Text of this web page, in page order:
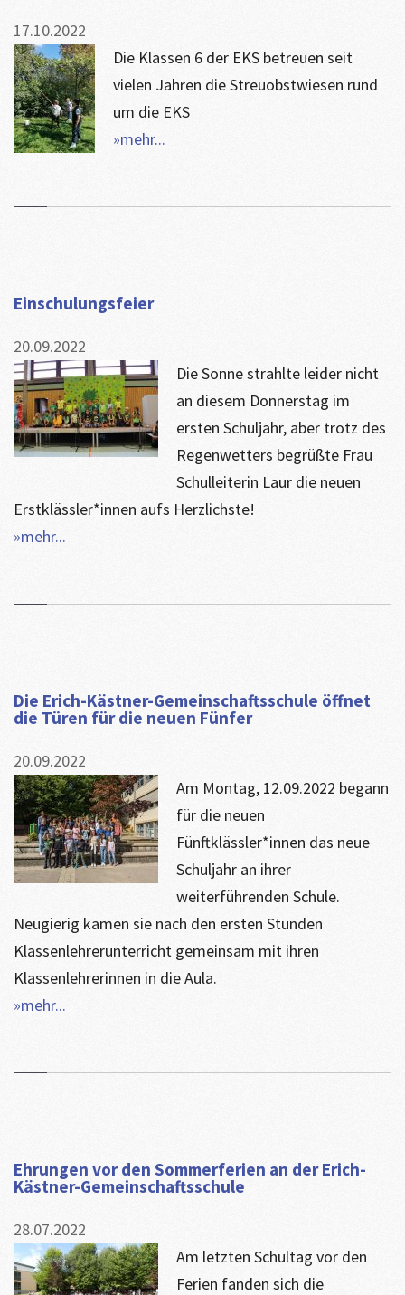
17.10.2022
Die Klassen 6 der EKS betreuen seit
vielen Jahren die Streuobstwiesen rund
um die EKS
»mehr...
Einschulungsfeier
20.09.2022
Die Sonne strahlte leider nicht
an diesem Donnerstag im
ersten Schuljahr, aber trotz des
Regenwetters begrüßte Frau
Schulleiterin Laur die neuen
Erstklässler*innen aufs Herzlichste!
»mehr...
Die Erich-Kästner-Gemeinschaftsschule öffnet
die Türen für die neuen Fünfer
20.09.2022
Am Montag, 12.09.2022 begann
für die neuen
Fünftklässler*innen das neue
Schuljahr an ihrer
weiterführenden Schule.
Neugierig kamen sie nach den ersten Stunden
Klassenlehrerunterricht gemeinsam mit ihren
Klassenlehrerinnen in die Aula.
»mehr...
Ehrungen vor den Sommerferien an der Erich-
Kästner-Gemeinschaftsschule
28.07.2022
Am letzten Schultag vor den
Ferien fanden sich die